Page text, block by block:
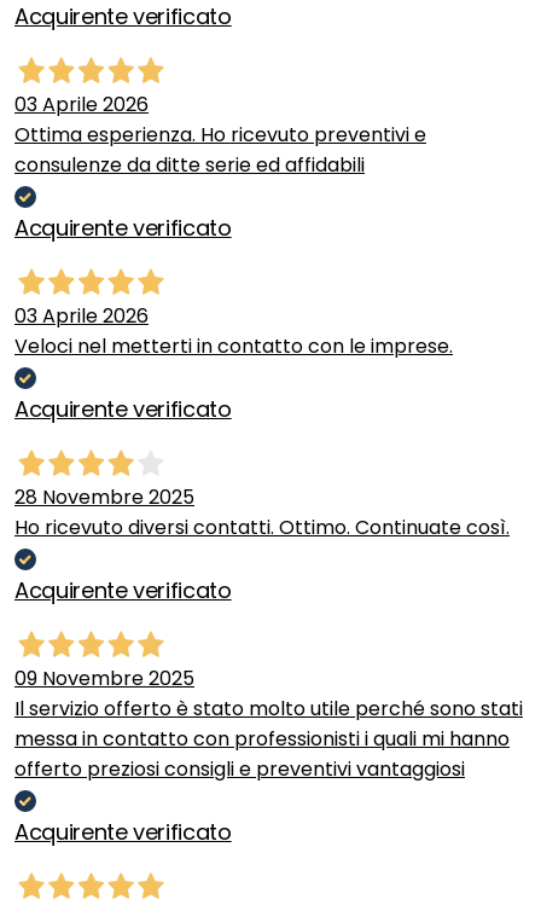
Acquirente verificato
03 Aprile 2026
Ottima esperienza. Ho ricevuto preventivi e
consulenze da ditte serie ed affidabili
Acquirente verificato
03 Aprile 2026
Veloci nel metterti in contatto con le imprese.
Acquirente verificato
28 Novembre 2025
Ho ricevuto diversi contatti. Ottimo. Continuate così.
Acquirente verificato
09 Novembre 2025
Il servizio offerto è stato molto utile perché sono stati
messa in contatto con professionisti i quali mi hanno
offerto preziosi consigli e preventivi vantaggiosi
Acquirente verificato